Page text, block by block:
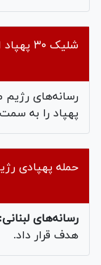
شلیک ۳۰ پهپاد از صبح امروز به شمال اراضی اشغالی
پهپاد را به
حمله پهپادی
رسانه‌های لبنانی:
هدف قرار داد.